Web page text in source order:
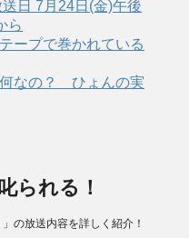
日 7月24日(金)午後
ら
ープで巻かれている
なの？ ひょんの実
られる！
の放送内容を詳しく紹介！